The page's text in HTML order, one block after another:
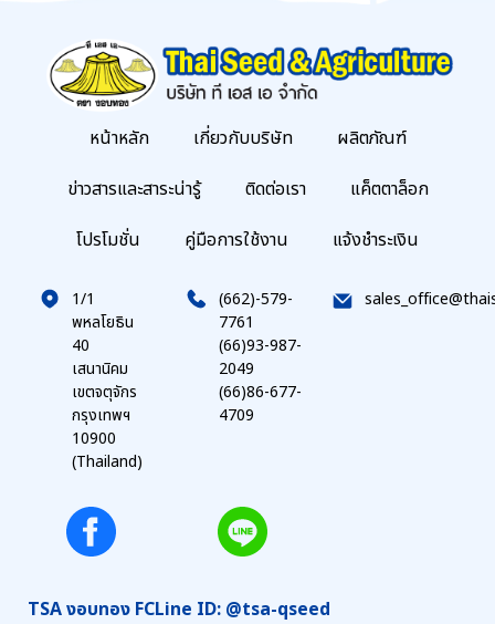
หน้าหลัก เกี่ยวกับบริษัท
ผลิตภัณฑ์
ข่าวสารและสาระน่ารู้
ติดต่อเรา
แค็ตตาล็อก
โปรโมชั่น
คู่มือการใช้งาน แจ้งชำระเงิน
1/1
พหลโยธิน
40
เสนานิคม
เขตจตุจักร
กรุงเทพฯ
10900
(Thailand)
(662)-579-
7761
(66)93-987-
2049
(66)86-677-
4709
TSA งอบทอง FCLine ID: @tsa-qseed